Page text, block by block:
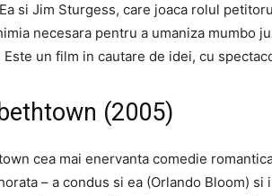
si Jim Sturgess, care joaca rolul
necesara pentru a umaniza mumbo
Este un film in cautare de idei, cu
(2005)
cea mai enervanta comedie
– a condus si ea (Orlando Bloom)